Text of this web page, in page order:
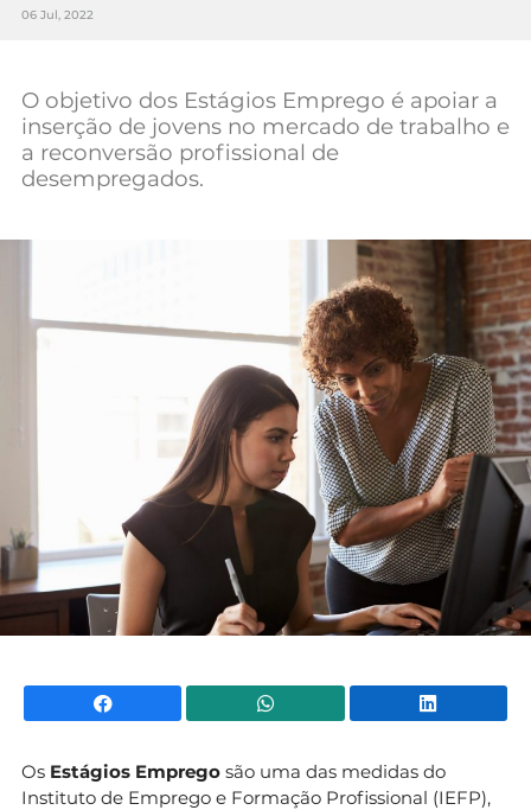
Tecnologia
Negócios
Mundial 2026
06 Jul, 2022
O objetivo dos Estágios Emprego é apoiar a
inserção de jovens no mercado de trabalho e
a reconversão profissional de
desempregados.
Facebook WhatsApp
Os Estágios Emprego são uma das medidas do
Instituto de Emprego e Formação Profissional (IEFP),